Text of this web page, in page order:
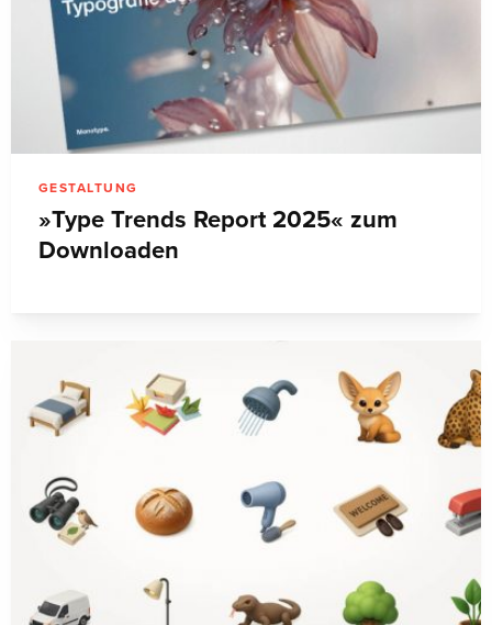
GESTALTUNG
»Type Trends Report 2025« zum
Downloaden